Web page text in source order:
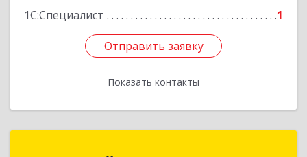
1С:Специалист
1
Отправить заявку
Показать контакты
Отправить заявку
Назад
1С:Франчайзинг. Оникс-М